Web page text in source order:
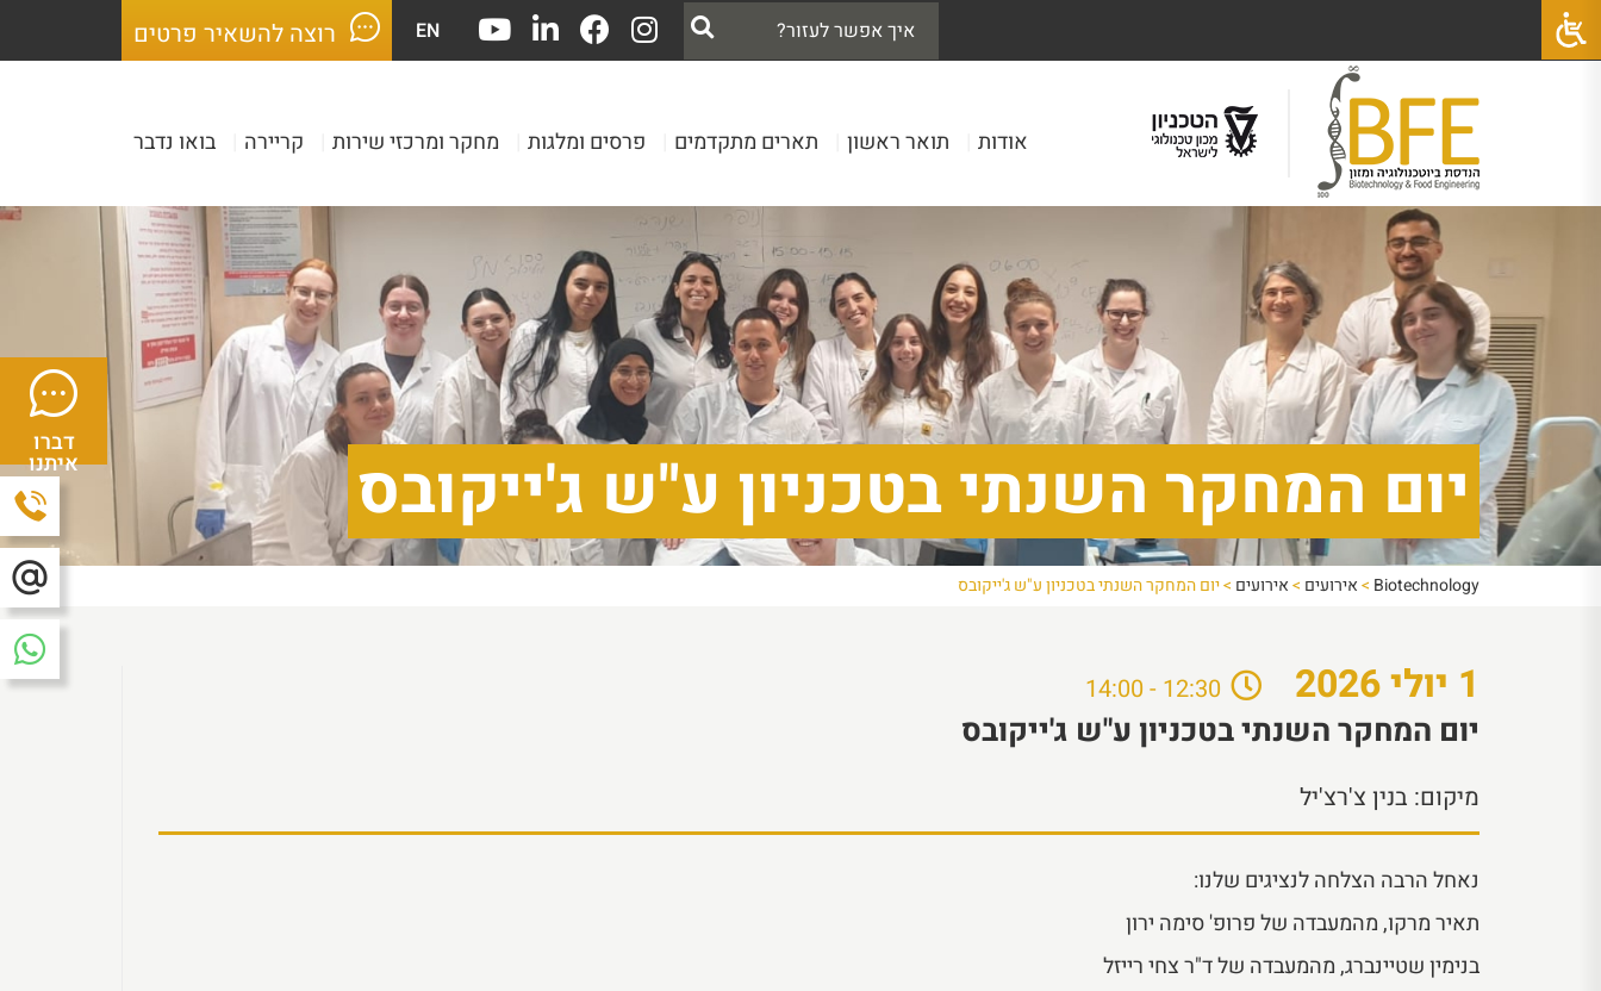
EN רוצה להשאיר פרטים
אודות תואר ראשון תארים מתקדמים פרסים ומלגות מחקר ומרכזי שירות קריירה בואו נדבר
דברו
איתנו יום המחקר השנתי בטכניון ע"ש ג'ייקובס
Biotechnology
>אירועים >אירועים >יום המחקר השנתי בטכניון ע"ש ג'ייקובס
1 יולי2026
יום המחקר השנתי בטכניון ע"ש ג'ייקובס
מיקום: בנין צ'רצ'יל
נאחל הרבה הצלחה לנציגים שלנו:
תאיר מרקו, מהמעבדה של פרופ' סימה ירון
בנימין שטיינברג, מהמעבדה של ד"ר צחי רייזל